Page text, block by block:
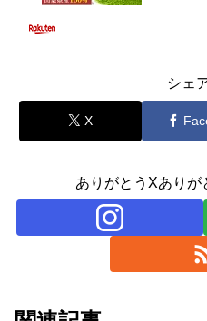
シェ
X
ありがとうXありが